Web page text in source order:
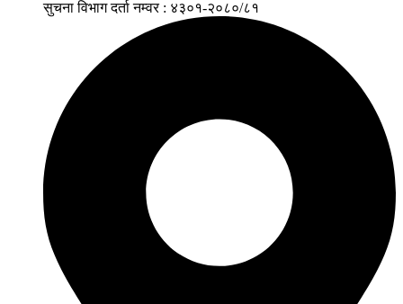
सुचना विभाग दर्ता नम्वर : ४३०१-२०८०/८१